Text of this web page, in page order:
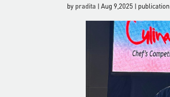
by pradita | Aug 9,2025 | publication